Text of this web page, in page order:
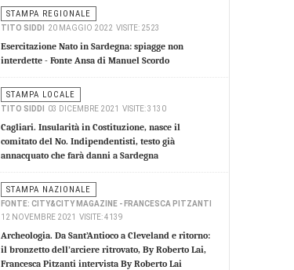
STAMPA REGIONALE
TITO SIDDI 20 MAGGIO 2022 VISITE: 2523
Esercitazione Nato in Sardegna: spiagge non
interdette - Fonte Ansa di Manuel Scordo
STAMPA LOCALE
TITO SIDDI 03 DICEMBRE 2021 VISITE: 3130
Cagliari. Insularità in Costituzione, nasce il
comitato del No. Indipendentisti, testo già
annacquato che farà danni a Sardegna
STAMPA NAZIONALE
FONTE: CITY&CITY MAGAZINE - FRANCESCA PITZANTI
12 NOVEMBRE 2021
VISITE: 4139
Archeologia. Da Sant’Antioco a Cleveland e ritorno:
il bronzetto dell’arciere ritrovato, By Roberto Lai,
Francesca Pitzanti intervista By Roberto Lai